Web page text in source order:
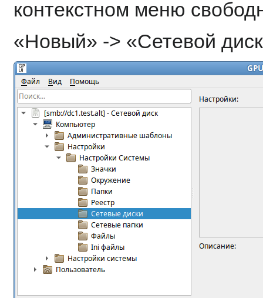
контекстном меню
«Новый» -> «Сетевой